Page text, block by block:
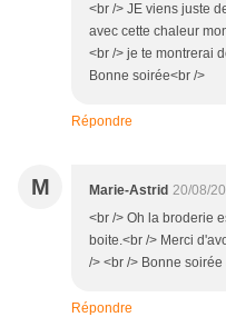
<br /> JE viens juste
avec cette chaleur
<br /> je te montrerai
Bonne soirée<br />
Répondre
M Marie-Astrid 20/08/
<br /> Oh la broderie
boite.<br /> Merci
/> <br /> Bonne
Répondre